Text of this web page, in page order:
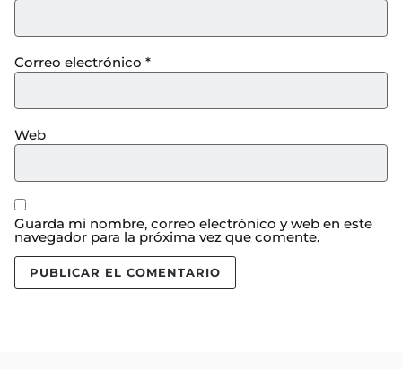
Correo electrónico *
Web
Guarda mi nombre, correo electrónico y web en este
navegador para la próxima vez que comente.